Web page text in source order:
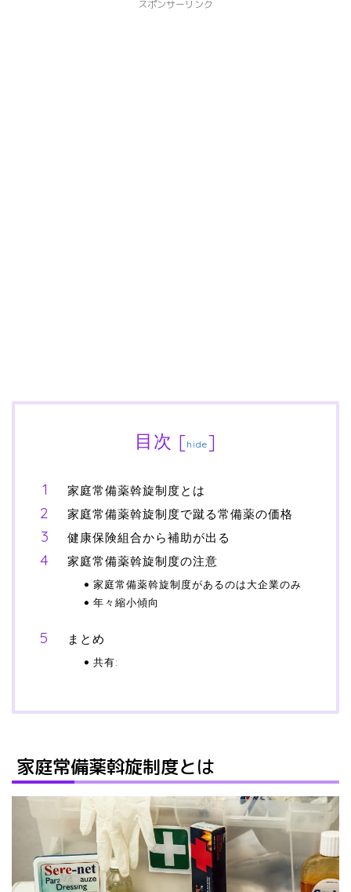
スポンサーリンク
目次 [hide]
家庭常備薬斡旋制度とは
家庭常備薬斡旋制度で蹴る常備薬の価格
健康保険組合から補助が出る
家庭常備薬斡旋制度の注意
家庭常備薬斡旋制度があるのは大企業のみ
年々縮小傾向
まとめ
共有:
家庭常備薬斡旋制度とは